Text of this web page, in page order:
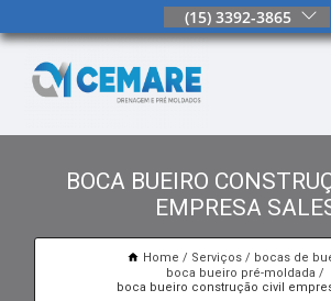
(15) 3392-3865
BOCA BUEIRO
EMPRESA
Home Serviços
bocas de
boca bueiro pré-moldada
boca bueiro construção civil